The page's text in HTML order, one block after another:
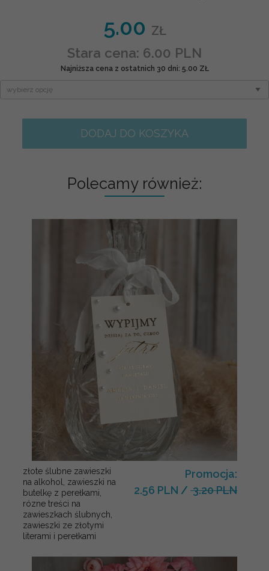
5.00 ZŁ
Stara cena: 6.00 PLN
Najniższa cena z ostatnich 30 dni: 5.00 ZŁ
DODAJ DO KOSZYKA
Polecamy również:
złote ślubne zawieszki
na alkohol, zawieszki na
butelkę z perełkami,
rózne treści na
zawieszkach ślubnych,
zawieszki ze złotymi
literami i perełkami
Promocja:
2.56 PLN / 3.20 PLN